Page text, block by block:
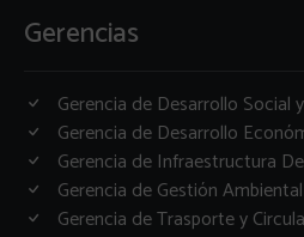
Gerencias
Gerencia de Desarrollo Social
Gerencia de Desarrollo
Gerencia de Infraestructura
Gerencia de Gestión Ambiental
Gerencia de Trasporte y